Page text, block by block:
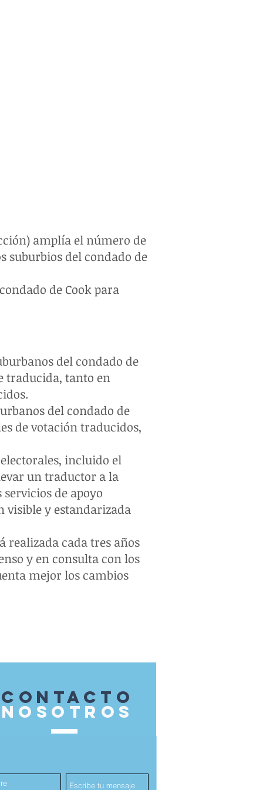
amplía el número de
suburbios del condado de
de Cook para
del condado de
traducida, tanto en
del condado de
de votación traducidos,
incluido el
un traductor a la
de apoyo
visible y estandarizada
realizada cada tres años
y en consulta con los
mejor los cambios
contacto
nosotros